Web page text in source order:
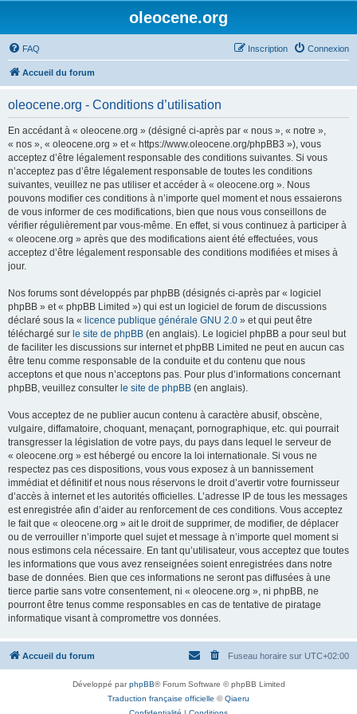
oleocene.org
FAQ Connexion
Inscription
Accueil du forum
oleocene.org - Conditions d’utilisation
En accédant à « oleocene.org » (désigné ci-après par « nous », « notre »,
« nos », « oleocene.org » et « https://www.oleocene.org/phpBB3 »), vous
acceptez d’être légalement responsable des conditions suivantes. Si vous
n’acceptez pas d’être légalement responsable de toutes les conditions
suivantes, veuillez ne pas utiliser et accéder à « oleocene.org ». Nous
pouvons modifier ces conditions à n’importe quel moment et nous essaierons
de vous informer de ces modifications, bien que nous vous conseillons de
vérifier régulièrement par vous-même. En effet, si vous continuez à participer à
« oleocene.org » après que des modifications aient été effectuées, vous
acceptez d’être légalement responsable des conditions modifiées et mises à
jour.
Nos forums sont développés par phpBB (désignés ci-après par « logiciel
phpBB » et « phpBB Limited ») qui est un logiciel de forum de discussions
déclaré sous la « licence publique générale GNU 2.0 » et qui peut être
téléchargé sur le site de phpBB (en anglais). Le logiciel phpBB a pour seul but
de faciliter les discussions sur internet et phpBB Limited ne peut en aucun cas
être tenu comme responsable de la conduite et du contenu que nous
acceptons et que nous n’acceptons pas. Pour plus d’informations concernant
phpBB, veuillez consulter le site de phpBB (en anglais).
Vous acceptez de ne publier aucun contenu à caractère abusif, obscène,
vulgaire, diffamatoire, choquant, menaçant, pornographique, etc. qui pourrait
transgresser la législation de votre pays, du pays dans lequel le serveur de
« oleocene.org » est hébergé ou encore la loi internationale. Si vous ne
respectez pas ces dispositions, vous vous exposez à un bannissement
immédiat et définitif et nous nous réservons le droit d’avertir votre fournisseur
d’accès à internet et les autorités officielles. L’adresse IP de tous les messages
est enregistrée afin d’aider au renforcement de ces conditions. Vous acceptez
le fait que « oleocene.org » ait le droit de supprimer, de modifier, de déplacer
ou de verrouiller n’importe quel sujet et message à n’importe quel moment si
nous estimons cela nécessaire. En tant qu’utilisateur, vous acceptez que toutes
les informations que vous avez renseignées soient enregistrées dans notre
base de données. Bien que ces informations ne seront pas diffusées à une
tierce partie sans votre consentement, ni « oleocene.org », ni phpBB, ne
pourront être tenus comme responsables en cas de tentative de piratage
informatique visant à compromettre vos données.
Accueil du forum Fuseau horaire sur UTC+02:00
Développé parphpBB® Forum Software © phpBB Limited
Traduction française officielle ©Qiaeru